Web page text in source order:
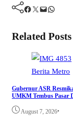
Facebook Twitter Mail WhatsApp
Related Posts
Berita Metro
Gubernur ASR
UMKM Tembus Pasar
August 7, 2026•